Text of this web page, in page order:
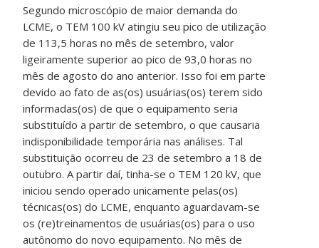
Segundo microscópio de maior demanda do
LCME, o TEM 100 kV atingiu seu pico de utilização
de 113,5 horas no mês de setembro, valor
ligeiramente superior ao pico de 93,0 horas no
mês de agosto do ano anterior. Isso foi em parte
devido ao fato de as(os) usuárias(os) terem sido
informadas(os) de que o equipamento seria
substituído a partir de setembro, o que causaria
indisponibilidade temporária nas análises. Tal
substituição ocorreu de 23 de setembro a 18 de
outubro. A partir daí, tinha-se o TEM 120 kV, que
iniciou sendo operado unicamente pelas(os)
técnicas(os) do LCME, enquanto aguardavam-se
os (re)treinamentos de usuárias(os) para o uso
autônomo do novo equipamento. No mês de